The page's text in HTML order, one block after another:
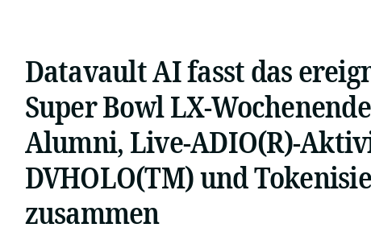
Datavault AI fasst das
Super Bowl LX-
Alumni, Live-ADIO(R)-
DVHOLO(TM) und
zusammen